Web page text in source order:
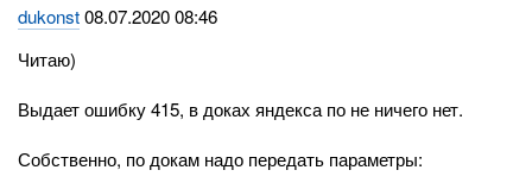
dukonst08.07.2020 08:46
Читаю)
Выдает ошибку 415, в доках яндекса по не ничего нет.
Собственно, по докам надо передать параметры: